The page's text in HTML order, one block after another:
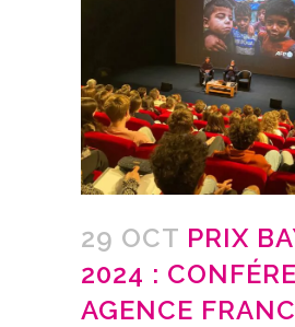
29 OCT PRIX
2024 :
AGENCE